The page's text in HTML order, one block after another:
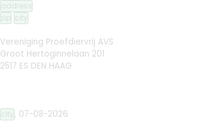
address
zip city
Vereniging Proefdiervrij AVS
Groot Hertoginnelaan 201
2517 ES DEN HAAG
city, 07-08-2026